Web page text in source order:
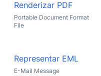
Renderizar PDF
Portable Document Format
File
Representar EML
E-Mail Message